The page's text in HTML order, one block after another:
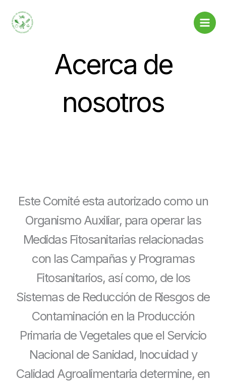
contenido
Acerca de
nosotros
Este Comité esta autorizado como un
Organismo Auxiliar, para operar las
Medidas Fitosanitarias relacionadas
con las Campañas y Programas
Fitosanitarios, así como, de los
Sistemas de Reducción de Riesgos de
Contaminación en la Producción
Primaria de Vegetales que el Servicio
Nacional de Sanidad, Inocuidad y
Calidad Agroalimentaria determine, en